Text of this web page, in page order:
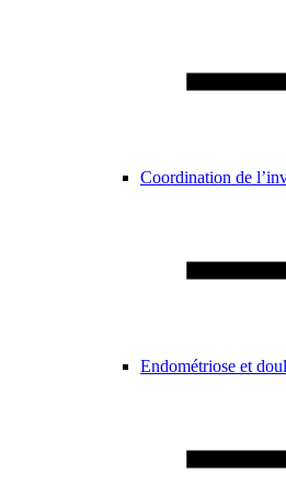
Coordination de
Endométriose et